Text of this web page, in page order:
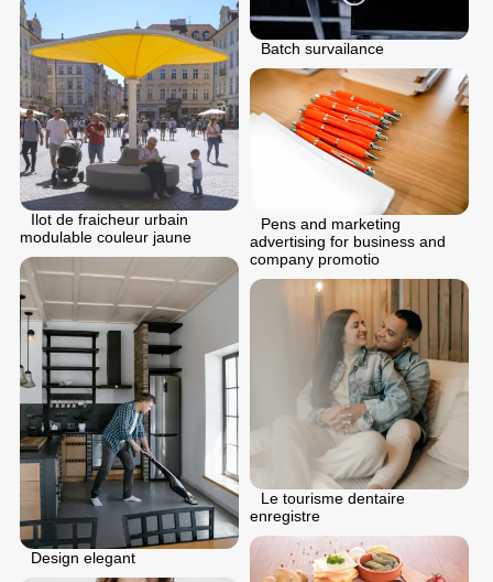
Batch survailance
Ilot de fraicheur urbain
modulable couleur jaune
Pens and marketing
advertising for business and
company promotio
Design elegant
Le tourisme dentaire
enregistre